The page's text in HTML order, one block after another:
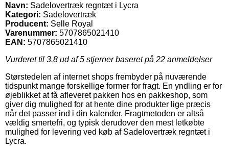
Navn: Sadelovertræk regntæt i Lycra
Kategori: Sadelovertræk
Producent: Selle Royal
Varenummer: 5707865021410
EAN: 5707865021410
Vurderet til 3.8 ud af 5 stjerner baseret på 22 anmeldelser
Størstedelen af internet shops frembyder på nuværende
tidspunkt mange forskellige former for fragt. En yndling er for
øjeblikket at få afleveret pakken hos en pakkeshop, som
giver dig mulighed for at hente dine produkter lige præcis
når det passer ind i din kalender. Fragtmetoden er altså
vældig smertefri, og typisk derudover den mest letkøbte
mulighed for levering ved køb af Sadelovertræk regntæt i
Lycra.